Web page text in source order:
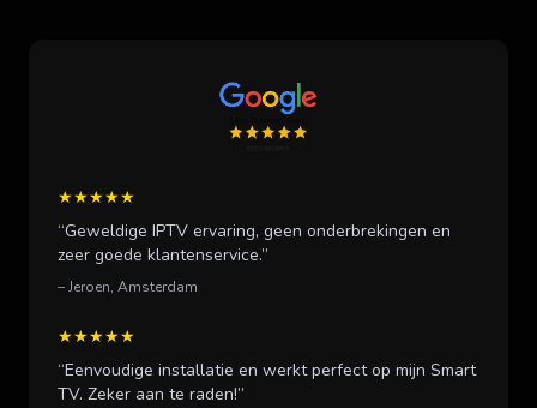
★★★★★
“Geweldige IPTV ervaring, geen onderbrekingen en
zeer goede klantenservice.”
– Jeroen, Amsterdam
★★★★★
“Eenvoudige installatie en werkt perfect op mijn Smart
TV. Zeker aan te raden!”